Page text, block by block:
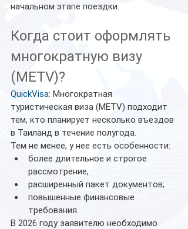
начальном этапе поездки.
Когда стоит оформлять
многократную визу
(METV)?
QuickVisa: Многократная
туристическая виза (METV) подходит
тем, кто планирует несколько въездов
в Таиланд в течение полугода.
Тем не менее, у нее есть особенности:
более длительное и строгое
рассмотрение;
расширенный пакет документов;
повышенные финансовые
требования.
В 2026 году заявителю необходимо